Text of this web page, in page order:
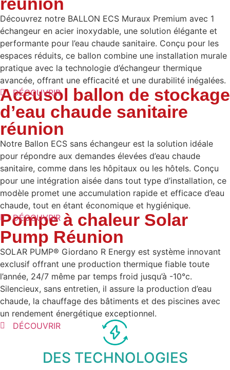
Découvrez notre BALLON ECS Muraux Premium avec 1
échangeur en acier inoxydable, une solution élégante et
performante pour l’eau chaude sanitaire. Conçu pour les
espaces réduits, ce ballon combine une installation murale
pratique avec la technologie d’échangeur thermique
avancée, offrant une efficacité et une durabilité inégalées.
DÉCOUVRIR
Accusol ballon de stockage
d’eau chaude sanitaire
réunion
Notre Ballon ECS sans échangeur est la solution idéale
pour répondre aux demandes élevées d’eau chaude
sanitaire, comme dans les hôpitaux ou les hôtels. Conçu
pour une intégration aisée dans tout type d’installation, ce
modèle promet une accumulation rapide et efficace d’eau
chaude, tout en étant économique et hygiénique.
DÉCOUVRIR
Pompe à chaleur Solar
Pump Réunion
SOLAR PUMP® Giordano R Energy est système innovant
exclusif offrant une production thermique fiable toute
l’année, 24/7 même par temps froid jusqu’à -10°c.
Silencieux, sans entretien, il assure la production d’eau
chaude, la chauffage des bâtiments et des piscines avec
un rendement énergétique exceptionnel.
DÉCOUVRIR
DES TECHNOLOGIES